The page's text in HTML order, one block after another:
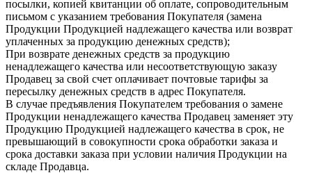
посылки, копией квитанции об оплате, сопроводительным
письмом с указанием требования Покупателя (замена
Продукции Продукцией надлежащего качества или возврат
уплаченных за продукцию денежных средств);
При возврате денежных средств за продукцию
ненадлежащего качества или несоответствующую заказу
Продавец за свой счет оплачивает почтовые тарифы за
пересылку денежных средств в адрес Покупателя.
В случае предъявления Покупателем требования о замене
Продукции ненадлежащего качества Продавец заменяет эту
Продукцию Продукцией надлежащего качества в срок, не
превышающий в совокупности срока обработки заказа и
срока доставки заказа при условии наличия Продукции на
складе Продавца.